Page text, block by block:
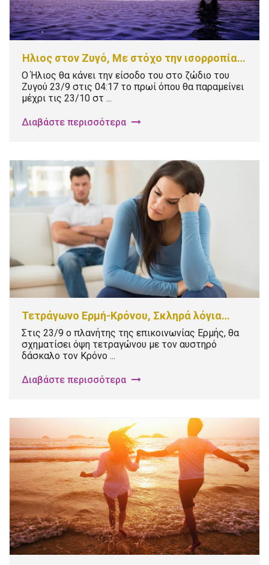
Ήλιος στον Ζυγό, Με στόχο την ισορροπία…
Ο Ήλιος θα κάνει την είσοδο του στο ζώδιο του
Ζυγού 23/9 στις 04:17 το πρωί όπου θα παραμείνει
μέχρι τις 23/10 στ ...
Διαβάστε περισσότερα
Τετράγωνο Ερμή-Κρόνου, Σκληρά λόγια…
Στις 23/9 ο πλανήτης της επικοινωνίας Ερμής, θα
σχηματίσει όψη τετραγώνου με τον αυστηρό
δάσκαλο τον Κρόνο ...
Διαβάστε περισσότερα